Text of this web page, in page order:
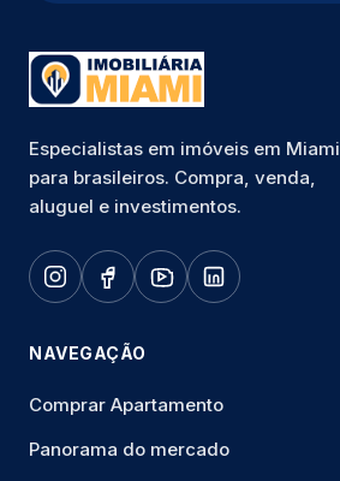
Especialistas em imóveis em Miami
para brasileiros. Compra, venda,
aluguel e investimentos.
NAVEGAÇÃO
Comprar Apartamento
Panorama do mercado